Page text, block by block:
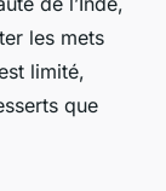
les mets
limité,
que